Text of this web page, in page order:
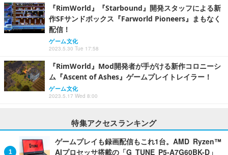
『RimWorld』『Starbound』開発スタッフによる新
作SFサンドボックス『Farworld Pioneers』まもなく
配信！
ゲーム文化
2023.5.30 Tue 17:58
『RimWorld』Mod開発者が手がける新作コロニーシ
ム『Ascent of Ashes』ゲームプレイトレイラー！
ゲーム文化
2023.5.17 Wed 8:00
特集アクセスランキング
ゲームプレイも録画配信もこれ1台。AMD Ryzen™
AIプロセッサ搭載の「G TUNE P5-A7G60BK-D」